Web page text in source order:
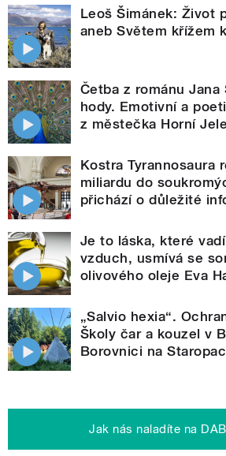
Leoš Šimánek: Život
aneb Světem křížem
Četba z románu Jana
hody. Emotivní a
z městečka Horní
Kostra Tyrannosaura
miliardu do
přichází o důležité
Je to láska, které
vzduch, usmívá se
olivového oleje Eva
„Salvio hexia“.
Školy čar a kouzel v
Borovnici na
Jak nás naladíte na